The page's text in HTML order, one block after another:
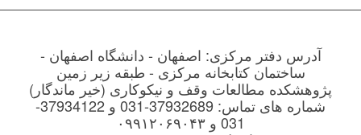
آدرس دفتر مرکزی: اصفهان - دانشگاه اصفهان -
ساختمان کتابخانه مرکزی - طبقه زیر زمین
پژوهشکده مطالعات وقف و نیکوکاری (خیر ماندگار)
شماره های تماس: 37932689-031 و 37934122-
031 و ۰۹۹۱۲۰۶۹۰۴۳